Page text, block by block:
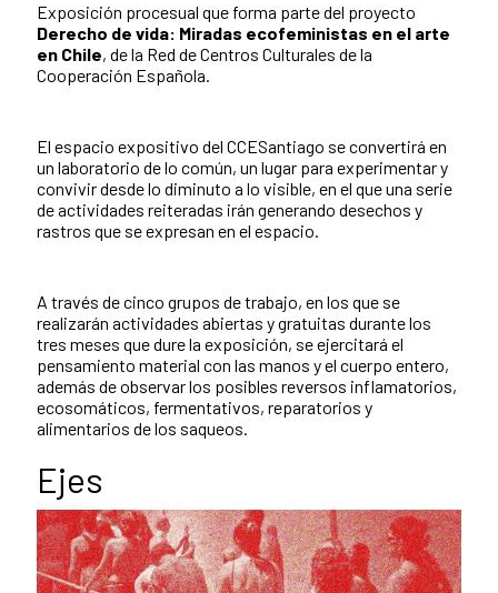
Exposición procesual que forma parte del proyecto
Derecho de vida: Miradas ecofeministas en el arte
en Chile, de la Red de Centros Culturales de la
Cooperación Española.
El espacio expositivo del CCESantiago se convertirá en
un laboratorio de lo común, un lugar para experimentar y
convivir desde lo diminuto a lo visible, en el que una serie
de actividades reiteradas irán generando desechos y
rastros que se expresan en el espacio.
A través de cinco grupos de trabajo, en los que se
realizarán actividades abiertas y gratuitas durante los
tres meses que dure la exposición, se ejercitará el
pensamiento material con las manos y el cuerpo entero,
además de observar los posibles reversos inflamatorios,
ecosomáticos, fermentativos, reparatorios y
alimentarios de los saqueos.
Ejes